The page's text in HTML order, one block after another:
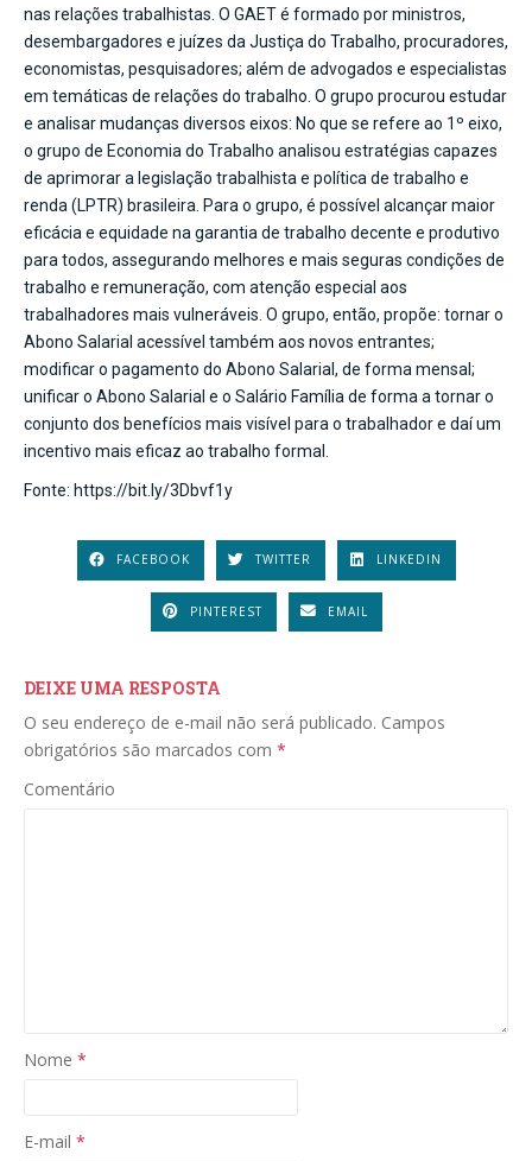
nas relações trabalhistas. O GAET é formado por ministros,
desembargadores e juízes da Justiça do Trabalho, procuradores,
economistas, pesquisadores; além de advogados e especialistas
em temáticas de relações do trabalho. O grupo procurou estudar
e analisar mudanças diversos eixos: No que se refere ao 1º eixo,
o grupo de Economia do Trabalho analisou estratégias capazes
de aprimorar a legislação trabalhista e política de trabalho e
renda (LPTR) brasileira. Para o grupo, é possível alcançar maior
eficácia e equidade na garantia de trabalho decente e produtivo
para todos, assegurando melhores e mais seguras condições de
trabalho e remuneração, com atenção especial aos
trabalhadores mais vulneráveis. O grupo, então, propõe: tornar o
Abono Salarial acessível também aos novos entrantes;
modificar o pagamento do Abono Salarial, de forma mensal;
unificar o Abono Salarial e o Salário Família de forma a tornar o
conjunto dos benefícios mais visível para o trabalhador e daí um
incentivo mais eficaz ao trabalho formal.
Fonte: https://bit.ly/3Dbvf1y
FACEBOOK TWITTER LINKEDIN
PINTEREST EMAIL
DEIXE UMA RESPOSTA
O seu endereço de e-mail não será publicado. Campos
obrigatórios são marcados com *
Comentário
Nome *
E-mail *